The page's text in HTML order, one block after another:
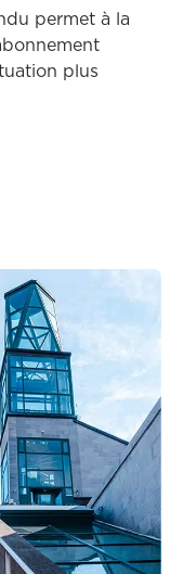
permet à la
plus